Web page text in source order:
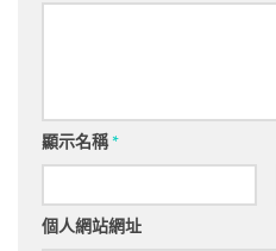
顯示名稱*
個人網站網址